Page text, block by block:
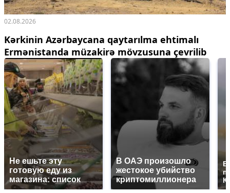
02.08.2026
Kərkinin Azərbaycana qaytarılma ehtimalı
Ermənistanda müzakirə mövzusuna çevrilib
Не ешьте эту
готовую еду из
магазина: список
В ОАЭ произошло
жестокое убийство
криптомиллионера